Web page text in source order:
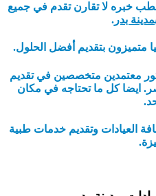
خبره لا تقارن تقدم في جميع
بدر .
متميزون بتقديم أفضل الحلول.
من أكثر من 100 دكتور معتمدين متخصصين في تقديم
ايضا كل ما تحتاجه في مكان
العيادات وتقديم خدمات طبية